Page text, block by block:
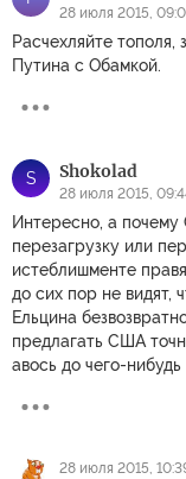
28 июля 2015,
Расчехляйте тополя,
Путина с Обамкой.
S Shokolad
28 июля 2015,
Интересно, а
перезагрузку или
истеблишменте
до сих пор не видят,
Ельцина
предлагать США
авось до чего-
28 июля 2015,